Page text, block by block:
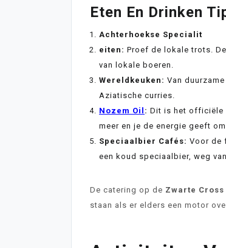
Eten En Drinken
Achterhoekse Specialit
eiten: Proef de lokale trots.
van lokale boeren.
Wereldkeuken: Van
Aziatische curries.
Nozem Oil : Dit is het officiële
meer en je de energie geeft
Speciaalbier Cafés: Voor de
een koud speciaalbier, weg
De catering op de Zwarte Cross
staan als er elders een motor